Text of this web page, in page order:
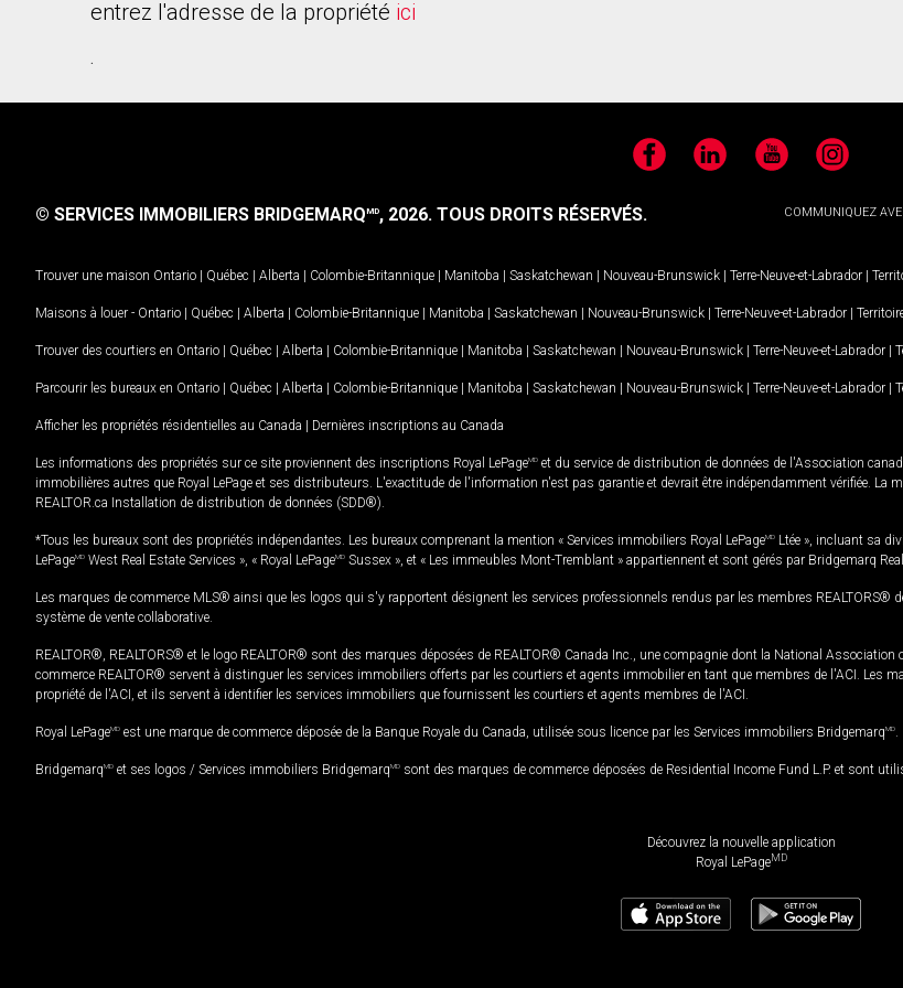
entrez l'adresse de la propriété ici
.
FacebookLinkedIn YouTubeInstagram
COMMUNIQUEZ
© SERVICES IMMOBILIERS BRIDGEMARQMD, 2026. TOUS DROITS RÉSERVÉS.
Trouver une maison Ontario | Québec | Alberta | Colombie-Britannique | Manitoba | Saskatchewan | Nouveau-Brunswick | Terre-Neuve-et-Labrador |
Maisons à louer - Ontario | Québec | Alberta | Colombie-Britannique | Manitoba | Saskatchewan | Nouveau-Brunswick | Terre-Neuve-et-Labrador |
Trouver des courtiers en Ontario | Québec | Alberta | Colombie-Britannique | Manitoba | Saskatchewan | Nouveau-Brunswick | Terre-Neuve-et-Labrador |
Parcourir les bureaux en Ontario | Québec | Alberta | Colombie-Britannique | Manitoba | Saskatchewan | Nouveau-Brunswick | Terre-Neuve-et-Labrador |
Afficher les propriétés résidentielles au Canada | Dernières inscriptions au Canada
Les informations des propriétés sur ce site proviennent des inscriptions Royal LePageMD et du service de distribution de données de l'Association
immobilières autres que Royal LePage et ses distributeurs. L'exactitude de l'information n'est pas garantie et devrait être indépendamment vérifiée. La
REALTOR.ca Installation de distribution de données (SDD®).
*Tous les bureaux sont des propriétés indépendantes. Les bureaux comprenant la mention « Services immobiliers Royal LePageMD Ltée », incluant sa
LePageMD West Real Estate Services », « Royal LePageMD Sussex », et « Les immeubles Mont-Tremblant » appartiennent et sont gérés par Bridgemarq
Les marques de commerce MLS® ainsi que les logos qui s'y rapportent désignent les services professionnels rendus par les membres REALTORS®
système de vente collaborative.
REALTOR®, REALTORS® et le logo REALTOR® sont des marques déposées de REALTOR® Canada Inc., une compagnie dont la National
commerce REALTOR® servent à distinguer les services immobiliers offerts par les courtiers et agents immobilier en tant que membres de l'ACI.
propriété de l'ACI, et ils servent à identifier les services immobiliers que fournissent les courtiers et agents membres de l'ACI.
Royal LePageMD est une marque de commerce déposée de la Banque Royale du Canada, utilisée sous licence par les Services immobiliers BridgemarqMD
BridgemarqMD et ses logos / Services immobiliers BridgemarqMD sont des marques de commerce déposées de Residential Income Fund L.P. et sont
Découvrez la nouvelle application
Royal LePageMD